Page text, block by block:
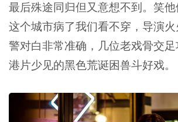
最后殊途同归但又意想不到。笑
这个城市病了我们看不穿，导演
警对白非常准确，几位老戏骨交
港片少见的黑色荒诞困兽斗好戏。